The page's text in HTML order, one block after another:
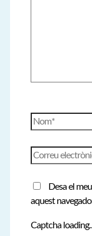
Nom*
Correu
electrònic*
Desa el
aquest
Captcha